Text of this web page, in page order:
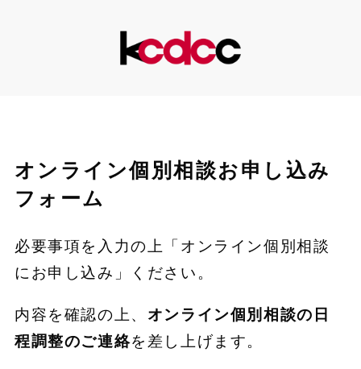
オンライン個別相談お申し込み
フォーム
必要事項を入力の上「オンライン個別相談
にお申し込み」ください。
内容を確認の上、 オンライン個別相談の日
程調整のご連絡を差し上げます。